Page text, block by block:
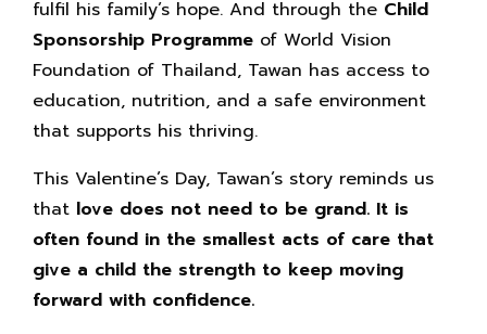
fulfil his family’s hope. And through the Child
Sponsorship Programme of World Vision
Foundation of Thailand, Tawan has access to
education, nutrition, and a safe environment
that supports his thriving.
This Valentine’s Day, Tawan’s story reminds us
that love does not need to be grand. It is
often found in the smallest acts of care that
give a child the strength to keep moving
forward with confidence.